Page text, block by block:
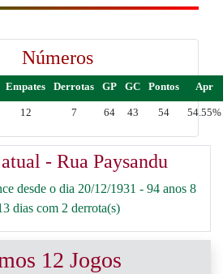
Números
Empates Derrotas GP GC Pontos Apr
12 7 64 43 54 54.55%
- Rua Paysandu
desde o dia 20/12/1931 - 94 anos 8
dias com 2 derrota(s)
12 Jogos